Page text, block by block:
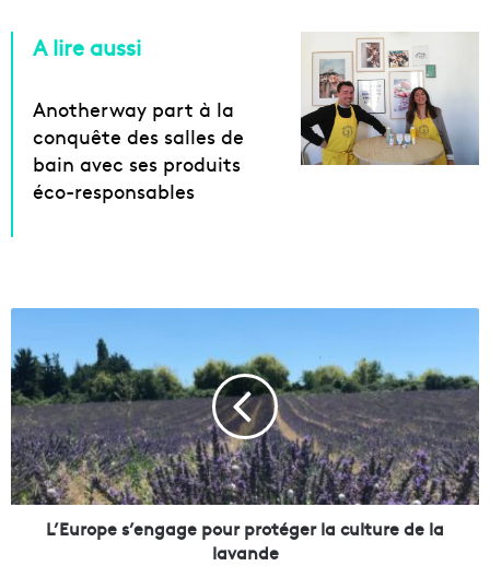
A lire aussi
Anotherway part à la
conquête des salles de
bain avec ses produits
éco-responsables
E
u
r
o
p
e
s
L’Europe s’engage pour protéger la culture de la
lavande